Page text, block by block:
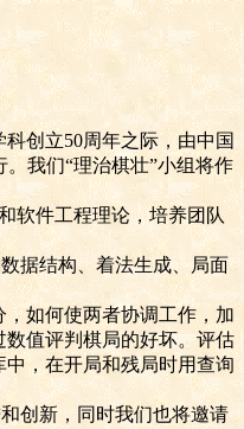
科创立50周年之际，由中国
。我们“理治棋壮”小组将作
软件工程理论，培养团队
据结构、着法生成、局面
如何使两者协调工作，加
值评判棋局的好坏。评估
，在开局和残局时用查询
创新，同时我们也将邀请